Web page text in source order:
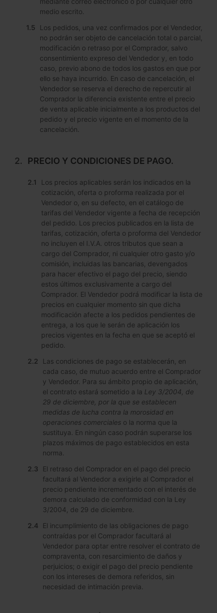
medio escrito.
Los pedidos, una vez confirmados por el Vendedor,
no podrán ser objeto de cancelación total o parcial,
modificación o retraso por el Comprador, salvo
consentimiento expreso del Vendedor y, en todo
caso, previo abono de todos los gastos en que por
ello se haya incurrido. En caso de cancelación, el
Vendedor se reserva el derecho de repercutir al
Comprador la diferencia existente entre el precio
de venta aplicable inicialmente a los productos del
pedido y el precio vigente en el momento de la
cancelación.
PRECIO Y CONDICIONES DE PAGO.
Los precios aplicables serán los indicados en la
cotización, oferta o proforma realizada por el
Vendedor o, en su defecto, en el catálogo de
tarifas del Vendedor vigente a fecha de recepción
del pedido. Los precios publicados en la lista de
tarifas, cotización, oferta o proforma del Vendedor
no incluyen el I.V.A. otros tributos que sean a
cargo del Comprador, ni cualquier otro gasto y/o
comisión, incluidas las bancarias, devengados
para hacer efectivo el pago del precio, siendo
estos últimos exclusivamente a cargo del
Comprador. El Vendedor podrá modificar la lista de
precios en cualquier momento sin que dicha
modificación afecte a los pedidos pendientes de
entrega, a los que le serán de aplicación los
precios vigentes en la fecha en que se aceptó el
pedido.
Las condiciones de pago se establecerán, en
cada caso, de mutuo acuerdo entre el Comprador
y Vendedor. Para su ámbito propio de aplicación,
el contrato estará sometido a la Ley 3/2004, de
29 de diciembre, por la que se establecen
medidas de lucha contra la morosidad en
operaciones comerciales o la norma que la
sustituya. En ningún caso podrán superarse los
plazos máximos de pago establecidos en esta
norma.
El retraso del Comprador en el pago del precio
facultará al Vendedor a exigirle al Comprador el
precio pendiente incrementado con el interés de
demora calculado de conformidad con la Ley
3/2004, de 29 de diciembre.
El incumplimiento de las obligaciones de pago
contraídas por el Comprador facultará al
Vendedor para optar entre resolver el contrato de
compraventa, con resarcimiento de daños y
perjuicios; o exigir el pago del precio pendiente
con los intereses de demora referidos, sin
necesidad de intimación previa.